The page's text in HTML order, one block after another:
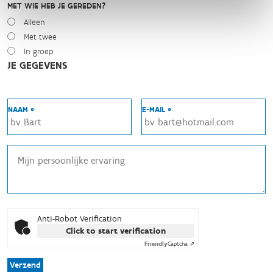
MET WIE HEB JE GEREDEN?
Alleen
Met twee
In groep
JE GEGEVENS
NAAM * E-MAIL *
Anti-Robot Verification
Click to start verification
FriendlyCaptcha ⇗
Verzend